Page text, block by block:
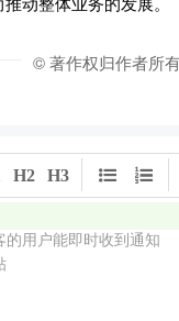
© 著作权归作者所
用户能即时收到通知
H2 H3